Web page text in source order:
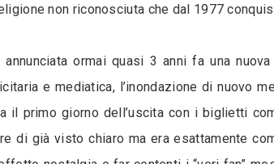
non riconosciuta che dal 1977
ormai quasi 3 anni fa una
e mediatica, l’inondazione di nuovo
il primo giorno dell’uscita con i biglietti
di già visto chiaro ma era esattamente